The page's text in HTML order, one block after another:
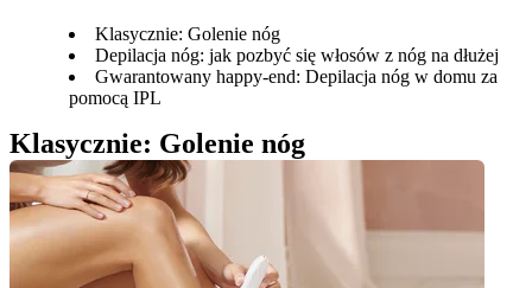
Klasycznie: Golenie nóg
Depilacja nóg: jak pozbyć się włosów z nóg na dłużej
Gwarantowany happy-end: Depilacja nóg w domu za
pomocą IPL
Klasycznie: Golenie nóg